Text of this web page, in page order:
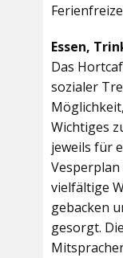
Essen,
Das
sozialer
Wichtiges
jeweils für
vielfältige
gebacken
gesorgt.